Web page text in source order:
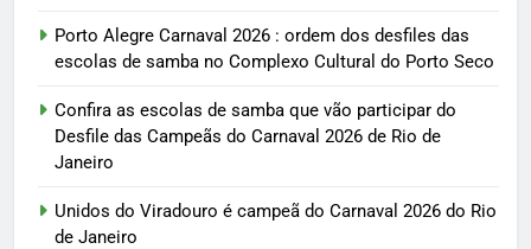
Porto Alegre Carnaval 2026 : ordem dos desfiles das
escolas de samba no Complexo Cultural do Porto Seco
Confira as escolas de samba que vão participar do
Desfile das Campeãs do Carnaval 2026 de Rio de
Janeiro
Unidos do Viradouro é campeã do Carnaval 2026 do Rio
de Janeiro